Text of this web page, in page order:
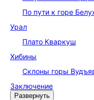
По пути к горе
Урал
Плато Кваркуш
Хибины
Склоны горы
Заключение
Развернуть